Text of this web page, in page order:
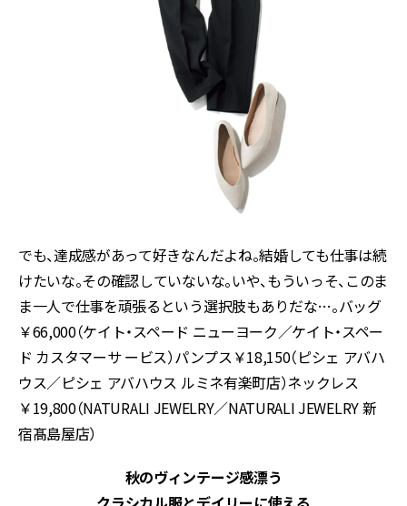
でも、達成感があって好きなんだよね。結婚しても仕事は続
けたいな。その確認していないな。いや、もういっそ、このま
ま一人で仕事を頑張るという選択肢もありだな…。バッグ
￥66,000（ケイト・スペード ニューヨーク／ケイト・スペー
ド カスタマーサ ービス）パンプス￥18,150（ピシェ アバハ
ウス／ピシェ アバハウス ルミネ有楽町店）ネックレス
￥19,800（NATURALI JEWELRY／NATURALI JEWELRY 新
宿髙島屋店）
秋のヴィンテージ感漂う